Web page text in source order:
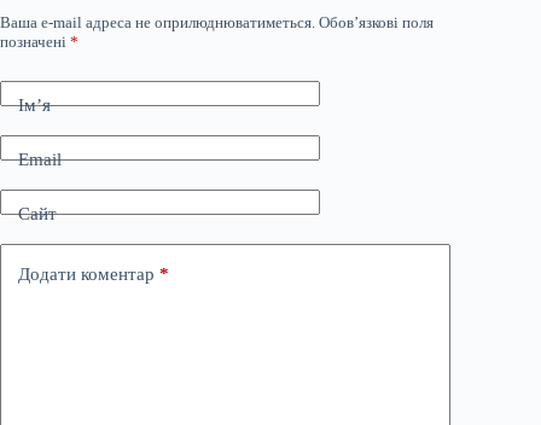
Ваша e-mail адреса не оприлюднюватиметься. Обов’язкові поля
позначені *
Ім’я
Email
Сайт
Додати коментар *